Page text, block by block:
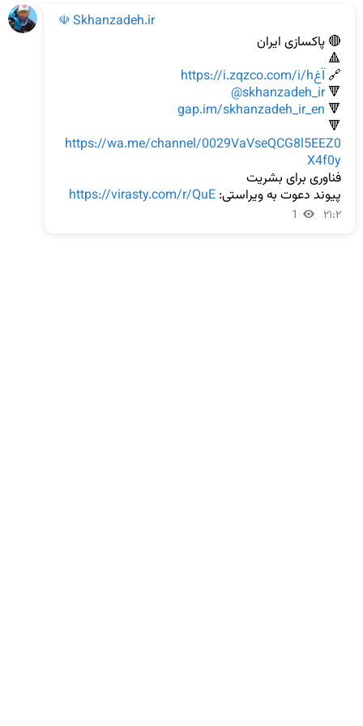
☫ Skhanzadeh.ir
🔗 https://i.zqzco.com/i/hغÏ
🔻
@skhanzadeh_ir
🔻
gap.im/skhanzadeh_ir_en
🔻
https://wa.me/channel/0029VaVseQCG8l5EEZ0
X4f0y
پیوند دعوت به ویراستی: https://virasty.com/r/QuE
1 ۲۱:۲